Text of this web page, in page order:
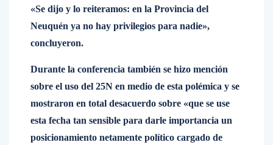
«Se dijo y lo reiteramos: en la Provincia del
Neuquén ya no hay privilegios para nadie»,
concluyeron.
Durante la conferencia también se hizo mención
sobre el uso del 25N en medio de esta polémica y se
mostraron en total desacuerdo sobre «que se use
esta fecha tan sensible para darle importancia un
posicionamiento netamente político cargado de